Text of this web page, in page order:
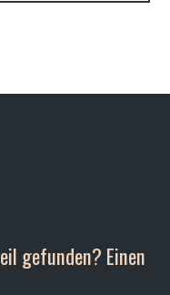
gefunden? Einen